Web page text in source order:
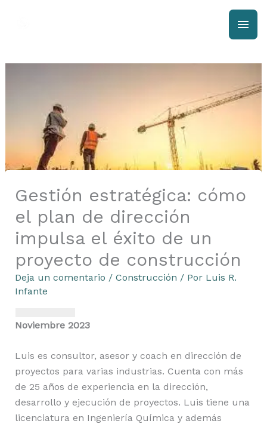
Gestión estratégica: cómo
el plan de dirección
impulsa el éxito de un
proyecto de construcción
Deja un comentario / Construcción / Por Luis R.
Infante
Noviembre 2023
Luis es consultor, asesor y coach en dirección de
proyectos para varias industrias. Cuenta con más
de 25 años de experiencia en la dirección,
desarrollo y ejecución de proyectos. Luis tiene una
licenciatura en Ingeniería Química y además